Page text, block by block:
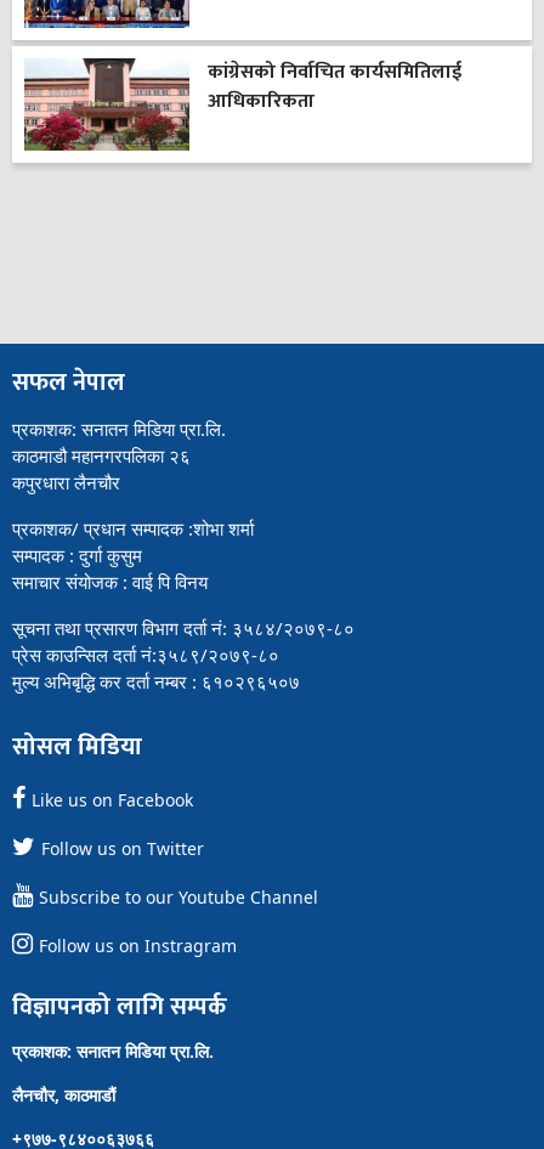
कांग्रेसको निर्वाचित कार्यसमितिलाई
आधिकारिकता
सफल नेपाल
प्रकाशक: सनातन मिडिया प्रा.लि.
काठमाडौ महानगरपलिका २६
कपुरधारा लैनचौर
प्रकाशक/ प्रधान सम्पादक :शोभा शर्मा
सम्पादक : दुर्गा कुसुम
समाचार संयोजक : वाई पि विनय
सूचना तथा प्रसारण विभाग दर्ता नं: ३५८४/२०७९-८०
प्रेस काउन्सिल दर्ता नं:३५८९/२०७९-८०
मुल्य अभिबृद्धि कर दर्ता नम्बर : ६१०२९६५०७
सोसल मिडिया
Like us on Facebook
Follow us on Twitter
Subscribe to our Youtube Channel
Follow us on Instragram
विज्ञापनको लागि सम्पर्क
प्रकाशक: सनातन मिडिया प्रा.लि.
लैनचौर, काठमाडौं
+९७७-९८४००६३७६६